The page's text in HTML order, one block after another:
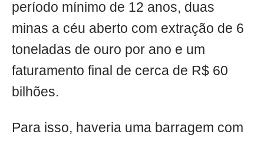
período mínimo de 12 anos, duas
minas a céu aberto com extração de 6
toneladas de ouro por ano e um
faturamento final de cerca de R$ 60
bilhões.
Para isso, haveria uma barragem com